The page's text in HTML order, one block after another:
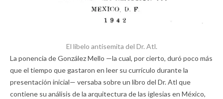
El libelo antisemita del Dr. Atl.
La ponencia de González Mello —la cual, por cierto, duró poco más
que el tiempo que gastaron en leer su currículo durante la
presentación inicial— versaba sobre un libro del Dr. Atl que
contiene su análisis de la arquitectura de las iglesias en México,